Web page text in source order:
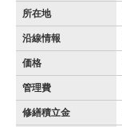
所在地
沿線情報
価格
管理費
修繕積立金